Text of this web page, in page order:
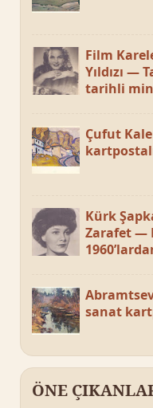
Film
Yıldızı —
tarihli
Çufut
Kürk
Zarafet —
sanat
ÖNE